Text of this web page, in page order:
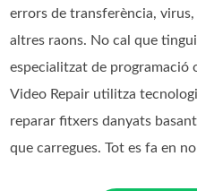
errors de transferència,
altres raons. No cal que
especialitzat de programació
Video Repair utilitza
reparar fitxers danyats
que carregues. Tot es fa en